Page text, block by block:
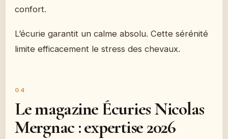
confort.
L’écurie garantit un calme absolu. Cette sérénité
limite efficacement le stress des chevaux.
Le magazine Écuries Nicolas
Mergnac : expertise 2026